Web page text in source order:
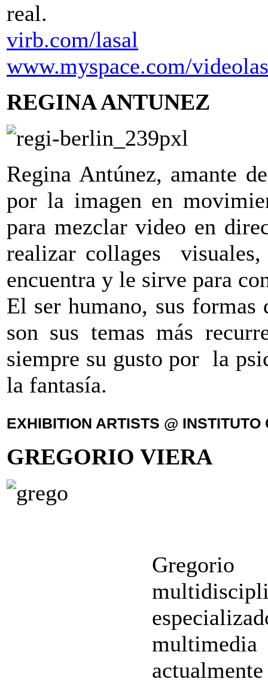
real.
virb.com/lasal
www.myspace.com/
REGINA ANTUNEZ
Regina Antúnez, amante
por la imagen en
para mezclar video en
realizar collages
encuentra y le sirve para
El ser humano, sus
son sus temas más
siempre su gusto por la
la fantasía.
EXHIBITION ARTISTS @
GREGORIO VIERA